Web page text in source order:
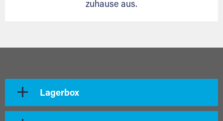
zuhause aus.
Lagerbox